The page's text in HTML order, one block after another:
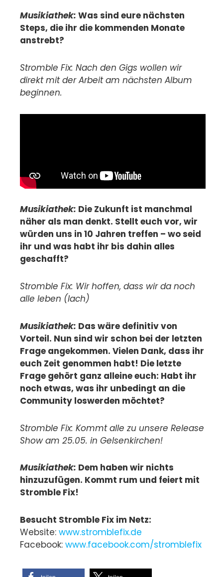
Musikiathek: Was sind eure nächsten
Steps, die ihr die kommenden Monate
anstrebt?
Stromble Fix: Nach den Gigs wollen wir
direkt mit der Arbeit am nächsten Album
beginnen.
Musikiathek: Die Zukunft ist manchmal
näher als man denkt. Stellt euch vor, wir
würden uns in 10 Jahren treffen – wo seid
ihr und was habt ihr bis dahin alles
geschafft?
Stromble Fix: Wir hoffen, dass wir da noch
alle leben (lach)
Musikiathek: Das wäre definitiv von
Vorteil. Nun sind wir schon bei der letzten
Frage angekommen. Vielen Dank, dass ihr
euch Zeit genommen habt! Die letzte
Frage gehört ganz alleine euch: Habt ihr
noch etwas, was ihr unbedingt an die
Community loswerden möchtet?
Stromble Fix: Kommt alle zu unsere Release
Show am 25.05. in Gelsenkirchen!
Musikiathek: Dem haben wir nichts
hinzuzufügen. Kommt rum und feiert mit
Stromble Fix!
Besucht Stromble Fix im Netz:
Website: www.stromblefix.de
Facebook: www.facebook.com/stromblefix